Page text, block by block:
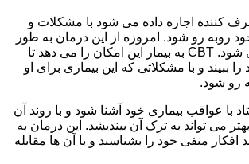
کننده اجازه داده می شود با مشکلات و
روبه رو شود. امروزه از این درمان به طور
گسترده استفاده می شود. CBT به بیمار این امکان را می دهد تا
را ببیند و با مشکلاتی که این بیماری برای او
رو شود.
با عواقب بیماری خود آشنا شود و با روند آن
می تواند به ترک آن بیندیشد. این درمان به
منفی خود را بشناسند و با آن ها مقابله